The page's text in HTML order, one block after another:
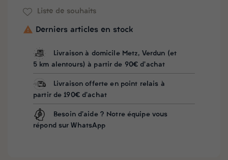
Liste de souhaits
 Derniers articles en stock
Livraison à domicile Metz, Verdun (et
5 km alentours) à partir de 90€ d'achat
Livraison offerte en point relais à
partir de 190€ d'achat
Besoin d'aide ? Notre équipe vous
répond sur WhatsApp